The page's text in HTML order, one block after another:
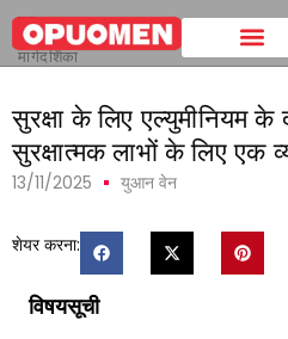
घर >
सुरक्षा के लिए एल्युमीनियम के दरवाजे क्यों?:
मार्गदर्शिका
सुरक्षा के लिए एल्युमीनियम
सुरक्षात्मक लाभों के लिए एक
13/11/2025 युआन वेन
शेयर करना:
विषयसूची